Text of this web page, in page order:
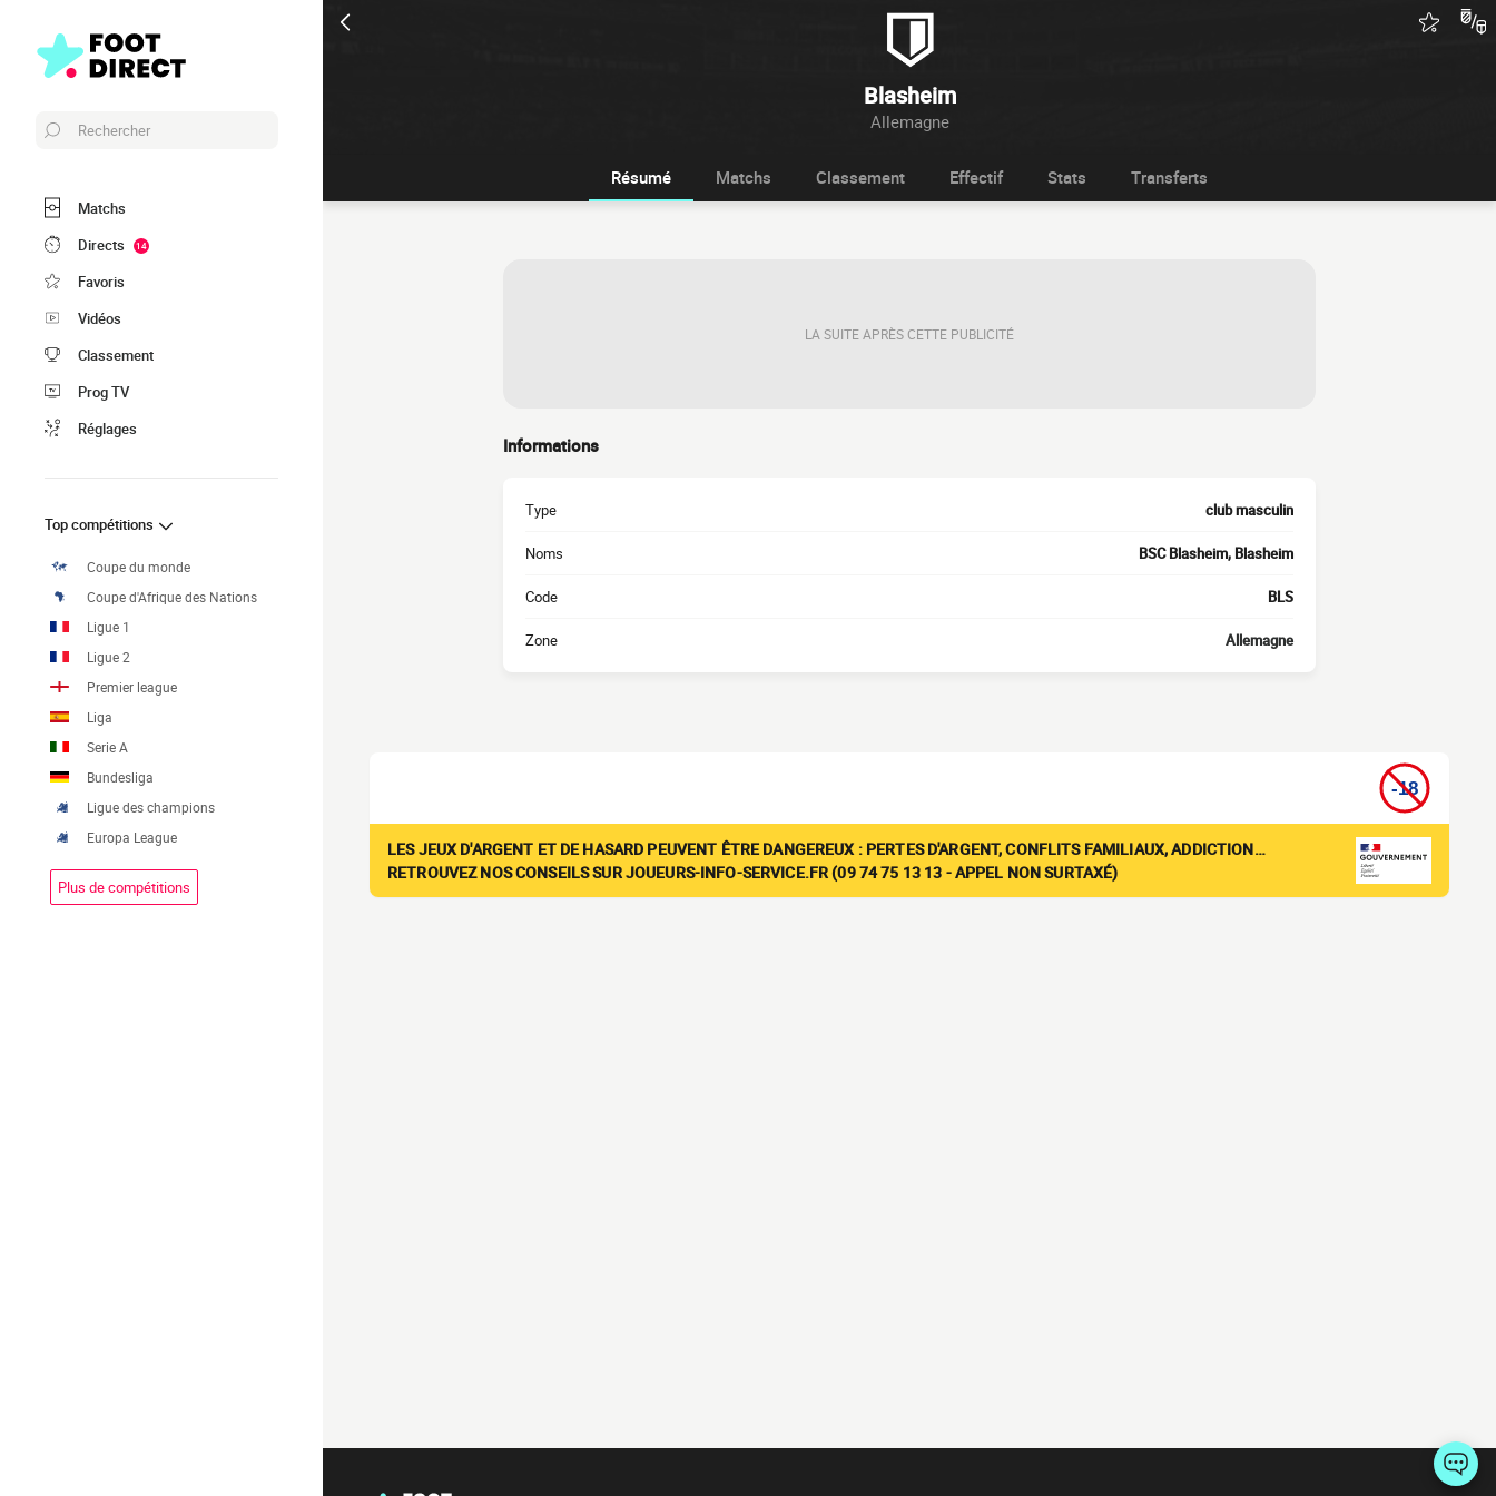
Blasheim
Allemagne
Rechercher
Matchs
Directs
14
Favoris
Vidéos
Classement
Prog TV
Réglages
Top compétitions
Coupe du monde
Coupe d'Afrique des Nations
Ligue 1
Ligue 2
Premier league
Liga
Serie A
Bundesliga
Ligue des champions
Europa League
Plus de compétitions
Résumé Matchs Classement Effectif Stats Transferts
LA SUITE APRÈS CETTE PUBLICITÉ
Informations
Type club masculin
Noms BSC Blasheim, Blasheim
Code BLS
Zone Allemagne
LES JEUX D'ARGENT ET DE HASARD PEUVENT ÊTRE DANGEREUX : PERTES D'ARGENT, CONFLITS FAMILIAUX, ADDICTION…
RETROUVEZ NOS CONSEILS SUR JOUEURS-INFO-SERVICE.FR (09 74 75 13 13 - APPEL NON SURTAXÉ)